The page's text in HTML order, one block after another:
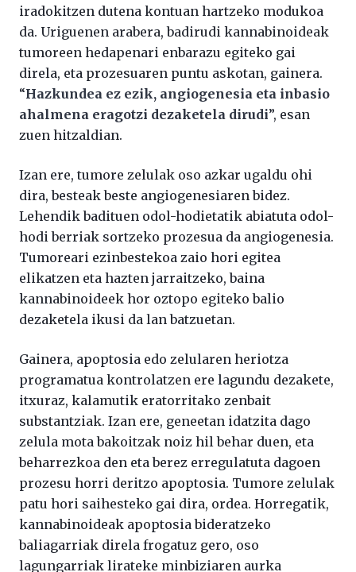
iradokitzen dutena kontuan hartzeko modukoa
da. Uriguenen arabera, badirudi kannabinoideak
tumoreen hedapenari enbarazu egiteko gai
direla, eta prozesuaren puntu askotan, gainera.
“Hazkundea ez ezik, angiogenesia eta inbasio
ahalmena eragotzi dezaketela dirudi”, esan
zuen hitzaldian.
Izan ere, tumore zelulak oso azkar ugaldu ohi
dira, besteak beste angiogenesiaren bidez.
Lehendik badituen odol-hodietatik abiatuta odol-
hodi berriak sortzeko prozesua da angiogenesia.
Tumoreari ezinbestekoa zaio hori egitea
elikatzen eta hazten jarraitzeko, baina
kannabinoideek hor oztopo egiteko balio
dezaketela ikusi da lan batzuetan.
Gainera, apoptosia edo zelularen heriotza
programatua kontrolatzen ere lagundu dezakete,
itxuraz, kalamutik eratorritako zenbait
substantziak. Izan ere, geneetan idatzita dago
zelula mota bakoitzak noiz hil behar duen, eta
beharrezkoa den eta berez erregulatuta dagoen
prozesu horri deritzo apoptosia. Tumore zelulak
patu hori saihesteko gai dira, ordea. Horregatik,
kannabinoideak apoptosia bideratzeko
baliagarriak direla frogatuz gero, oso
lagungarriak lirateke minbiziaren aurka